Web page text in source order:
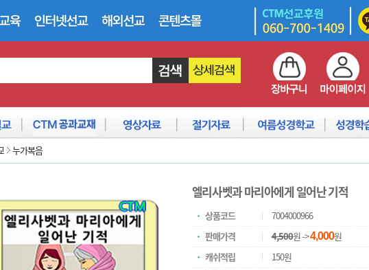
누가복음
엘리사벳과 마리아에게 일어난 기적
상품코드
7004000966
판매가격
4,500원 ->4,000원
캐쉬적립
150원